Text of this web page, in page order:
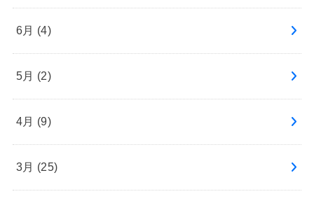
6月 (4)
5月 (2)
4月 (9)
3月 (25)